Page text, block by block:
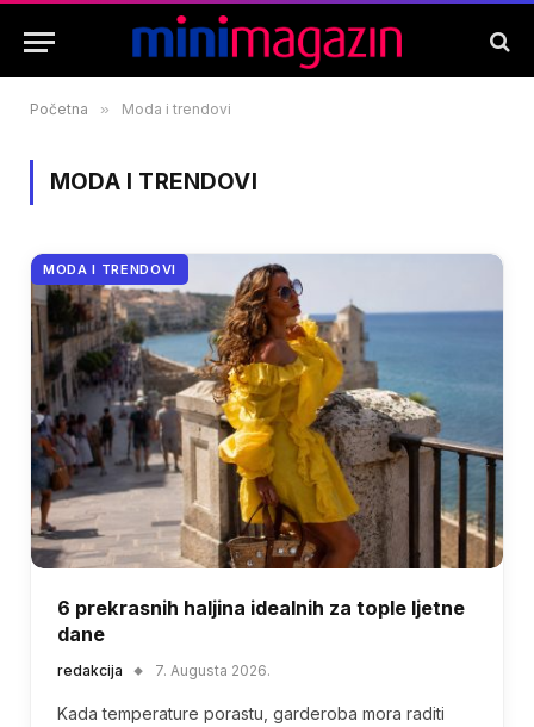
Početna » Moda i trendovi
MODA I TRENDOVI
MODA I TRENDOVI
6 prekrasnih haljina idealnih za tople ljetne
dane
redakcija 7. Augusta 2026.
Kada temperature porastu, garderoba mora raditi